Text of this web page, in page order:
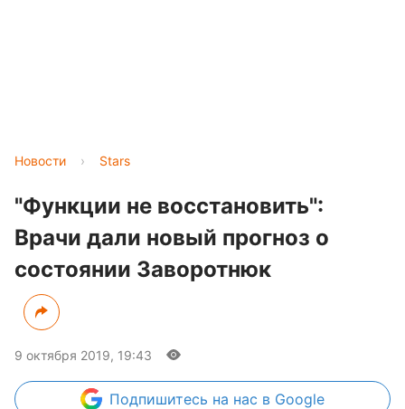
Новости › Stars
"Функции не восстановить":
Врачи дали новый прогноз о
состоянии Заворотнюк
9 октября 2019, 19:43
Подпишитесь на нас в Google